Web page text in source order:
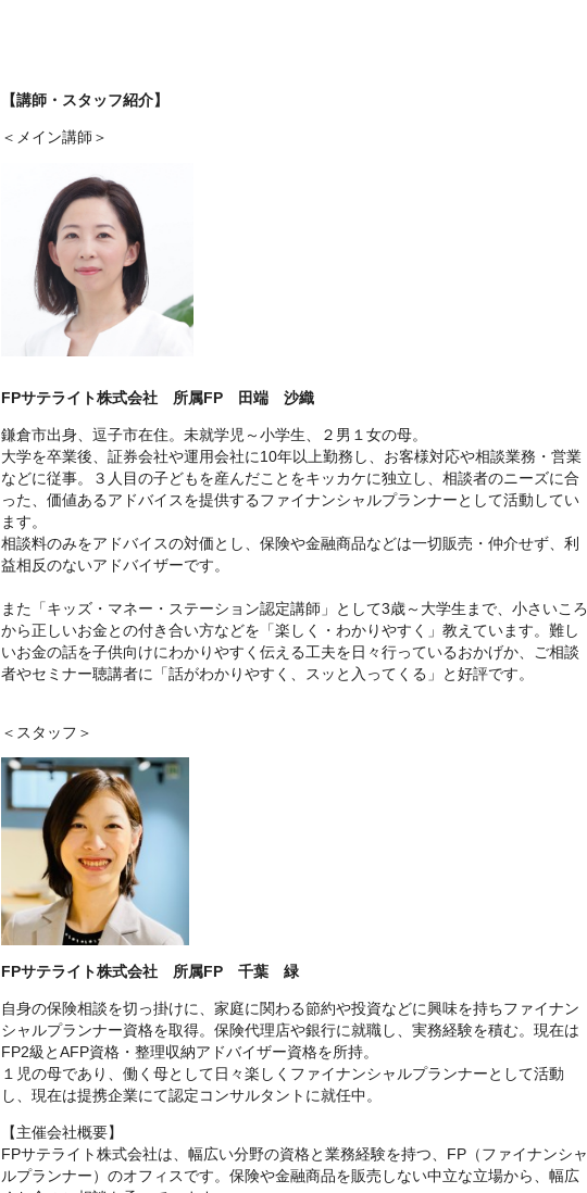
【講師・スタッフ紹介】
＜メイン講師＞
FPサテライト株式会社 所属FP 田端 沙織
鎌倉市出身、逗子市在住。未就学児～小学生、２男１女の母。
大学を卒業後、証券会社や運用会社に10年以上勤務し、お客様対応や相談業務・営業
などに従事。３人目の子どもを産んだことをキッカケに独立し、相談者のニーズに合
った、価値あるアドバイスを提供するファイナンシャルプランナーとして活動してい
ます。
相談料のみをアドバイスの対価とし、保険や金融商品などは一切販売・仲介せず、利
益相反のないアドバイザーです。
また「キッズ・マネー・ステーション認定講師」として3歳～大学生まで、小さいころ
から正しいお金との付き合い方などを「楽しく・わかりやすく」教えています。難し
いお金の話を子供向けにわかりやすく伝える工夫を日々行っているおかげか、ご相談
者やセミナー聴講者に「話がわかりやすく、スッと入ってくる」と好評です。
＜スタッフ＞
FPサテライト株式会社 所属FP 千葉 緑
自身の保険相談を切っ掛けに、家庭に関わる節約や投資などに興味を持ちファイナン
シャルプランナー資格を取得。保険代理店や銀行に就職し、実務経験を積む。現在は
FP2級とAFP資格・整理収納アドバイザー資格を所持。
１児の母であり、働く母として日々楽しくファイナンシャルプランナーとして活動
し、現在は提携企業にて認定コンサルタントに就任中。
【主催会社概要】
FPサテライト株式会社は、幅広い分野の資格と業務経験を持つ、FP（ファイナンシャ
ルプランナー）のオフィスです。保険や金融商品を販売しない中立な立場から、幅広